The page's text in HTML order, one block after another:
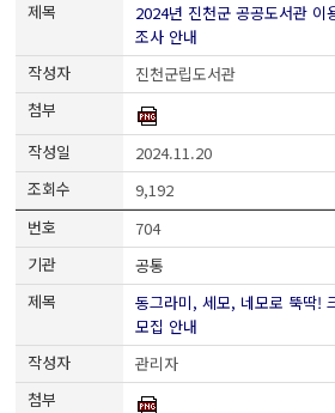
2024년 진천군 공공도서관 이
조사 안내
진천군립도서관
2024.11.20
9,192
704
공통
동그라미, 세모, 네모로 뚝딱!
모집 안내
관리자